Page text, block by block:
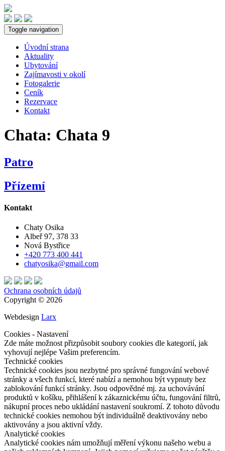
Toggle navigation
Úvodní strana
Aktuality
Ubytování
Zajímavosti v okolí
Fotogalerie
Ceník
Rezervace
Kontakt
Chata: Chata 9
Patro
Přízemí
Kontakt
Chaty Osika
Albeř 97, 378 33
Nová Bystřice
+420 773 400 441
chatyosika@gmail.com
Ochrana osobních údajů
Copyright © 2026
Webdesign Larx
Cookies - Nastavení
Zde máte možnost přizpůsobit soubory cookies dle kategorií, jak
vyhovují nejlépe Vašim preferencím.
Technické cookies
Technické cookies jsou nezbytné pro správné fungování webové
stránky a všech funkcí, které nabízí a nemohou být vypnuty bez
zablokování funkcí stránky. Jsou odpovědné mj. za uchovávání
produktů v košíku, přihlášení k zákaznickému účtu, fungování filtrů,
nákupní proces nebo ukládání nastavení soukromí. Z tohoto důvodu
technické cookies nemohou být individuálně deaktivovány nebo
aktivovány a jsou aktivní vždy.
Analytické cookies
Analytické cookies nám umožňují měření výkonu našeho webu a